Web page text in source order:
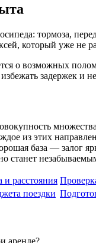
тормоза,
который уже не
о возможных
задержек и
из этих
база —
станет
расстояния
поездки
аренде?